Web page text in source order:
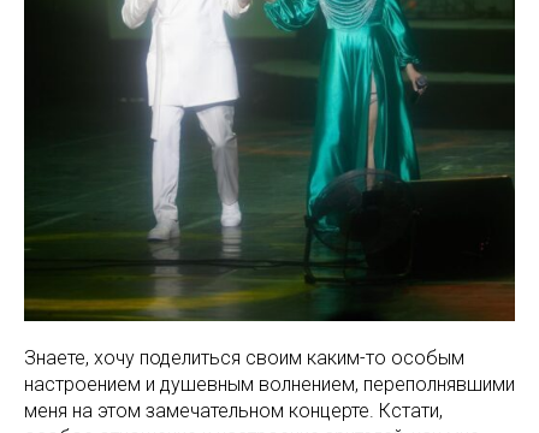
Знаете, хочу поделиться своим каким-то особым
настроением и душевным волнением, переполнявшими
меня на этом замечательном концерте. Кстати,